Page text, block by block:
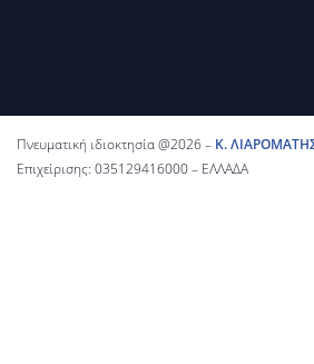
Πνευματική ιδιοκτησία @2026 – Κ.
Επιχείρισης: 035129416000 – ΕΛΛΑΔΑ